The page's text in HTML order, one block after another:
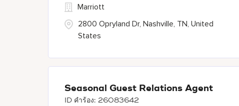
2800 Opryland Dr, Nashville, TN, United
States
Marriott
Seasonal Guest Relations Agent
26083642